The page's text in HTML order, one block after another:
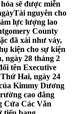
sẽ được miễn
Tài nguyên cho
lực lượng lao
County
đã xài như váy,
kiện cho sự kiện
ngày 28 tháng 2
tên Executive
Hai, ngày 24
Kimmy Dương
cao đẳng
Cửa Các Văn